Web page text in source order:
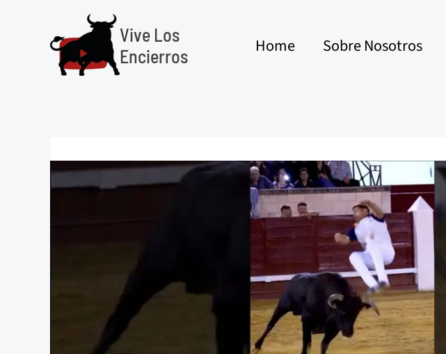
contenido
Vive Los
Encierros
Home Sobre Nosotros